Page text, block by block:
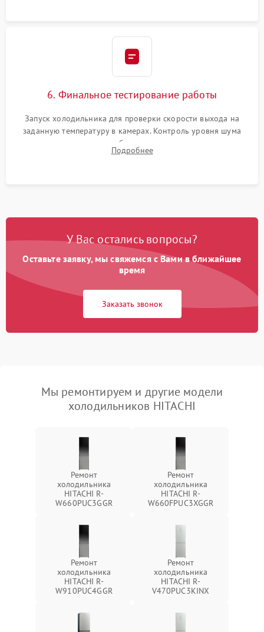
6. Финальное тестирование работы
Запуск холодильника для проверки скорости выхода на
заданную температуру в камерах. Контроль уровня шума
компрессора, отсутствия обмерзания стенок и корректного
срабатывания системы автоматической оттайки.
Подробнее
У Вас остались вопросы?
Оставьте заявку, мы свяжемся с Вами в ближайшее
время
Заказать звонок
Мы ремонтируем и другие модели
холодильников HITACHI
Ремонт
холодильника
HITACHI R-
W660PUC3GGR
Ремонт
холодильника
HITACHI R-
W660FPUC3XGGR
Ремонт
холодильника
HITACHI R-
W910PUC4GGR
Ремонт
холодильника
HITACHI R-
V470PUC3KINX